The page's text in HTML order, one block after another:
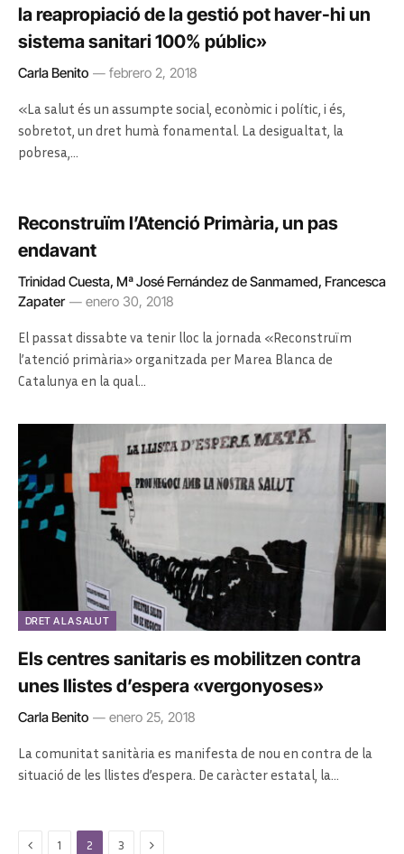
la reapropiació de la gestió pot haver-hi un
sistema sanitari 100% públic»
Carla Benito febrero 2, 2018
«La salut és un assumpte social, econòmic i polític, i és,
sobretot, un dret humà fonamental. La desigualtat, la
pobresa,…
Reconstruïm l’Atenció Primària, un pas
endavant
Trinidad Cuesta, Mª José Fernández de Sanmamed, Francesca
Zapater
enero 30, 2018
El passat dissabte va tenir lloc la jornada «Reconstruïm
l’atenció primària» organitzada per Marea Blanca de
Catalunya en la qual…
DRET A LA SALUT
Els centres sanitaris es mobilitzen contra
unes llistes d’espera «vergonyoses»
Carla Benito enero 25, 2018
La comunitat sanitària es manifesta de nou en contra de la
situació de les llistes d’espera. De caràcter estatal, la…
Previous
1 2 3 Next